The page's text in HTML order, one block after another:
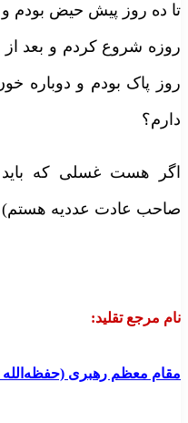
پاک بودم و دوباره
هست غسلی که باید
عادت عددیه هستم)
مرجع تقلید:
معظم رهبری (حفظه‌الله